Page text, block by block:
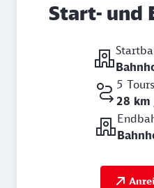
Start- und
5
28 km